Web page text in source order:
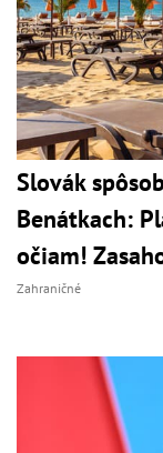
Slovák
Benátkach:
očiam!
Zahraničné